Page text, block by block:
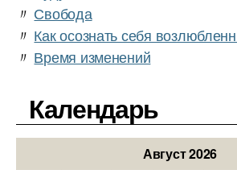
〃 Свобода
〃 Как осознать себя
〃 Время изменений
Календарь
Август 2026